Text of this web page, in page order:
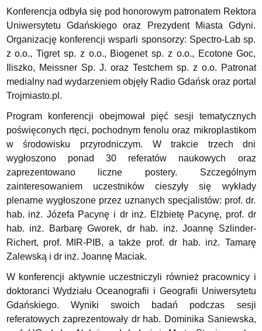
Konferencja odbyła się pod honorowym patronatem Rektora
Uniwersytetu Gdańskiego oraz Prezydent Miasta Gdyni.
Organizację konferencji wsparli sponsorzy: Spectro-Lab sp.
z o.o., Tigret sp. z o.o., Biogenet sp. z o.o., Ecotone Goc,
Iliszko, Meissner Sp. J. oraz Testchem sp. z o.o. Patronat
medialny nad wydarzeniem objęły Radio Gdańsk oraz portal
Trojmiasto.pl.
Program konferencji obejmował pięć sesji tematycznych
poświęconych rtęci, pochodnym fenolu oraz mikroplastikom
w środowisku przyrodniczym. W trakcie trzech dni
wygłoszono ponad 30 referatów naukowych oraz
zaprezentowano liczne postery. Szczególnym
zainteresowaniem uczestników cieszyły się wykłady
plenarne wygłoszone przez uznanych specjalistów: prof. dr.
hab. inż. Józefa Pacynę i dr inż. Elżbietę Pacynę, prof. dr
hab. inż. Barbarę Gworek, dr hab. inż. Joannę Szlinder-
Richert, prof. MIR-PIB, a także prof. dr hab. inż. Tamarę
Zalewską i dr inż. Joannę Maciak.
W konferencji aktywnie uczestniczyli również pracownicy i
doktoranci Wydziału Oceanografii i Geografii Uniwersytetu
Gdańskiego. Wyniki swoich badań podczas sesji
referatowych zaprezentowały dr hab. Dominika Saniewska,